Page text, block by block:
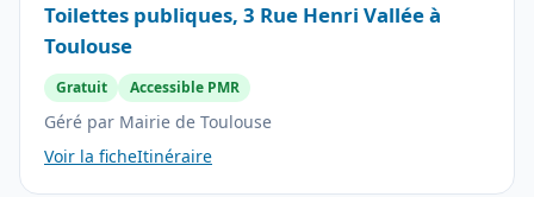
Toilettes publiques, 3 Rue Henri Vallée à
Toulouse
Gratuit Accessible PMR
Géré par Mairie de Toulouse
Voir la ficheItinéraire